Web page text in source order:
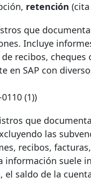
retención
que
Incluye
recibos,
SAP con
(1))
que
las
recibos,
información suele
saldo de la